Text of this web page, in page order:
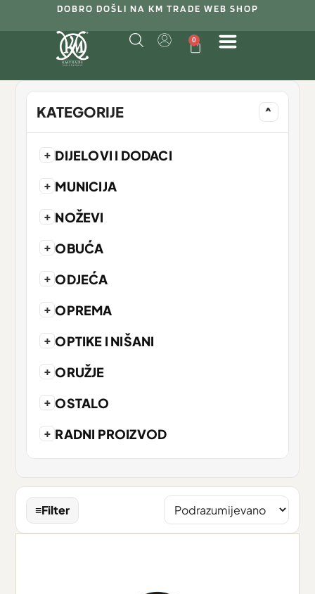
DOBRO DOŠLI NA KM TRADE WEB SHOP
0
KATEGORIJE ^
+ DIJELOVI I DODACI
+ MUNICIJA
+ NOŽEVI
+ OBUĆA
+ ODJEĆA
+ OPREMA
+ OPTIKE I NIŠANI
+ ORUŽJE
+ OSTALO
+ RADNI PROIZVOD
≡Filter